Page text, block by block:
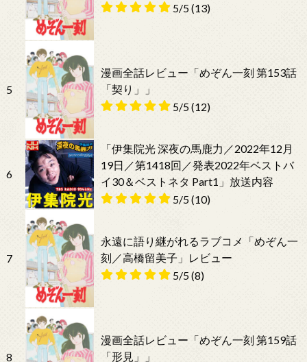
5/5(13)
5
漫画全話レビュー「めぞん一刻 第153話
「契り」」
5/5(12)
6
「伊集院光 深夜の馬鹿力／2022年12月
19日／第1418回／発表2022年ベストバ
イ30＆ベストネタ Part1」放送内容
5/5(10)
7
永遠に語り継がれるラブコメ「めぞん一
刻／高橋留美子」レビュー
5/5(8)
8
漫画全話レビュー「めぞん一刻 第159話
「形見」」